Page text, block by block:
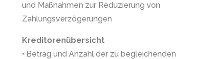
und Maßnahmen zur Reduzierung von
Zahlungsverzögerungen
Kreditorenübersicht
• Betrag und Anzahl der zu begleichenden